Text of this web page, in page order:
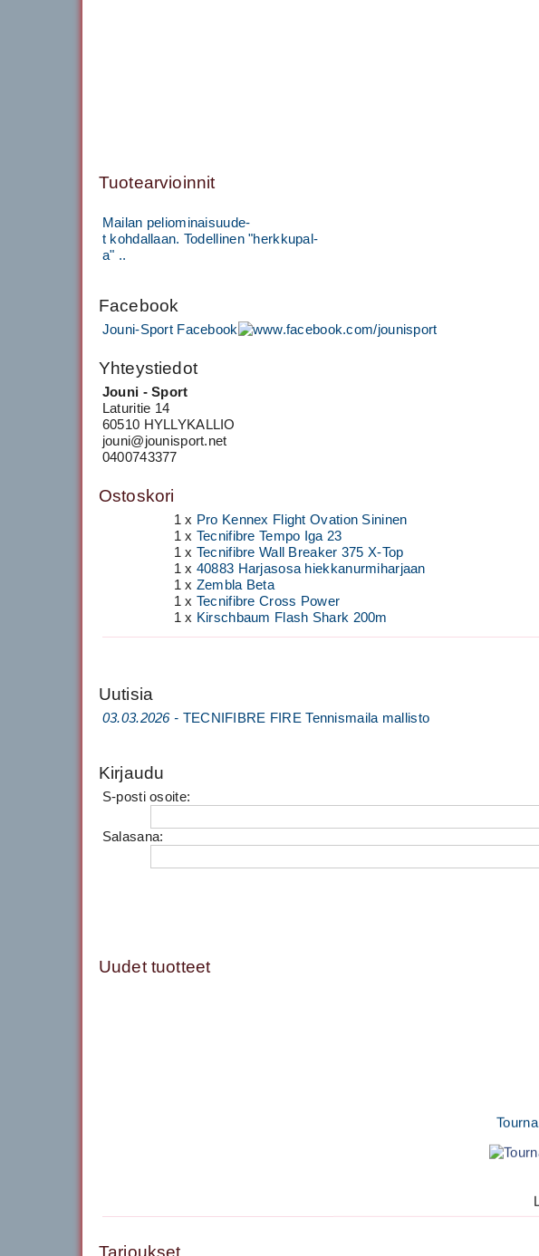
Tuotearvioinnit
Mailan peliominaisuude-
t kohdallaan. Todellinen "herkkupal-
a" ..
Facebook
Jouni-Sport Facebook
Yhteystiedot
Jouni - Sport
Laturitie 14
60510 HYLLYKALLIO
jouni@jounisport.net
0400743377
Ostoskori
1 x Pro Kennex Flight Ovation Sininen
1 x Tecnifibre Tempo Iga 23
1 x Tecnifibre Wall Breaker 375 X-Top
1 x 40883 Harjasosa hiekkanurmiharjaan
1 x Zembla Beta
1 x Tecnifibre Cross Power
1 x Kirschbaum Flash Shark 200m
Uutisia
03.03.2026 - TECNIFIBRE FIRE Tennismaila mallisto
Kirjaudu
S-posti osoite:
Salasana:
Uudet tuotteet
Tarjoukset